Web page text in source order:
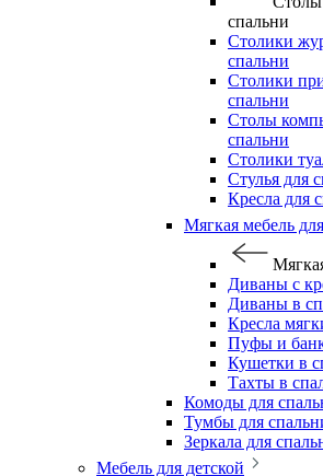
спальни
Столики
спальни
Столики
спальни
Столы
спальни
Столики
Стулья для
Кресла для
Мягкая мебель
Диваны с
Диваны в
Кресла
Пуфы и
Кушетки в
Тахты в
Комоды для
Тумбы для
Зеркала для
Мебель для детской